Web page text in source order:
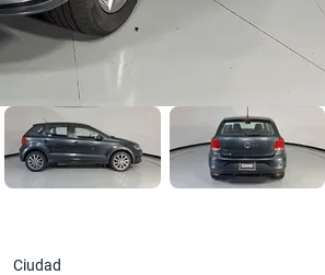
Ciudad